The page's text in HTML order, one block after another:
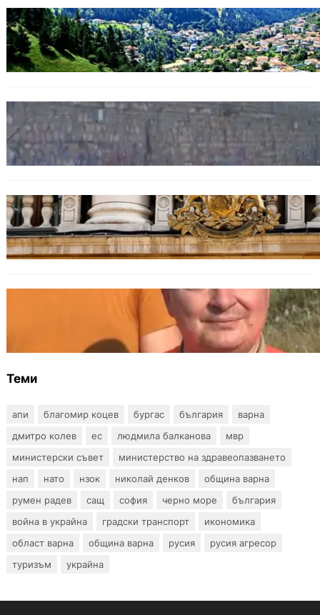
БЪЛГАРИЯ
Полицията алармира за нова схема с
фалшиви лечители и „вълшебни“ мехлеми
БЪЛГАРИЯ
Ограничават движението по улица
„Вълноломна“ във Варна
БЪЛГАРИЯ
Дрон навлезе в България край границата с
Румъния
МЗХ: Ловните билети ще могат да се
издават онлайн
Теми
апи благомир коцев бургас българия
варна
дмитро колев
ес людмила балканова
мвр
министерски съвет
министерство на здравеопазването
нап
нато нзок николай денков
община варна
румен радев
сащ софия черно море
българия
война в украйна
градски транспорт
икономика
област варна
община варна русия
русия агресор
туризъм
украйна